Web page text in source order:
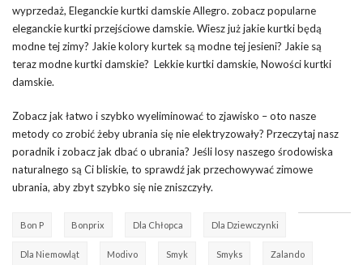
wyprzedaż, Eleganckie kurtki damskie Allegro. zobacz popularne
eleganckie kurtki przejściowe damskie. Wiesz już jakie kurtki będą
modne tej zimy? Jakie kolory kurtek są modne tej jesieni? Jakie są
teraz modne kurtki damskie? Lekkie kurtki damskie, Nowości kurtki
damskie.
Zobacz jak łatwo i szybko wyeliminować to zjawisko – oto nasze
metody co zrobić żeby ubrania się nie elektryzowały? Przeczytaj nasz
poradnik i zobacz jak dbać o ubrania? Jeśli losy naszego środowiska
naturalnego są Ci bliskie, to sprawdź jak przechowywać zimowe
ubrania, aby zbyt szybko się nie zniszczyły.
Bon P Bonprix Dla Chłopca Dla Dziewczynki
Dla Niemowląt Modivo Smyk Smyks Zalando